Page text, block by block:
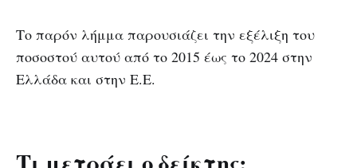
Το παρόν λήμμα παρουσιάζει την εξέλιξη του
ποσοστού αυτού από το 2015 έως το 2024 στην
Ελλάδα και στην Ε.Ε.